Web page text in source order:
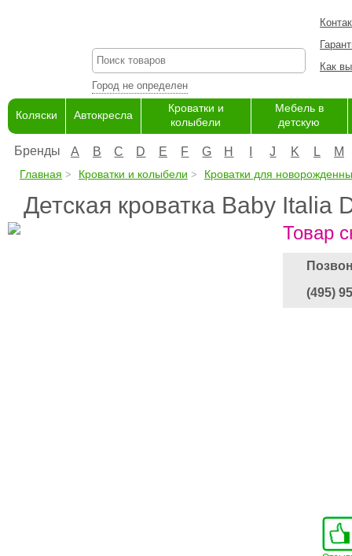
Город не определен
Как
Коляски Автокресла
Кроватки и
колыбели
Мебель в
детскую
Бренды A B C D E F G H J K L M
Главная Кроватки и колыбели Кроватки для
Детская кроватка Baby Italia
Товар
(495)